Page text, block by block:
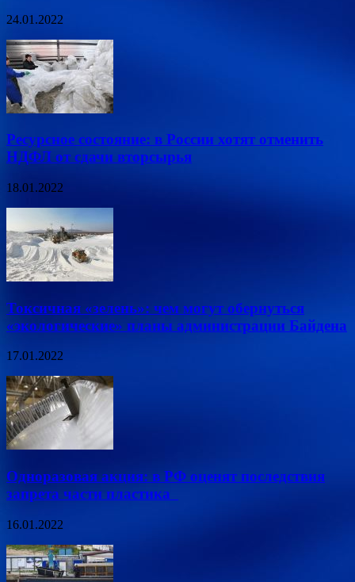
24.01.2022
Ресурсное состояние: в России хотят отменить
НДФЛ от сдачи вторсырья
18.01.2022
Токсичная «зелень»: чем могут обернуться
«экологические» планы администрации Байдена
17.01.2022
Одноразовая акция: в РФ оценят последствия
запрета части пластика
16.01.2022